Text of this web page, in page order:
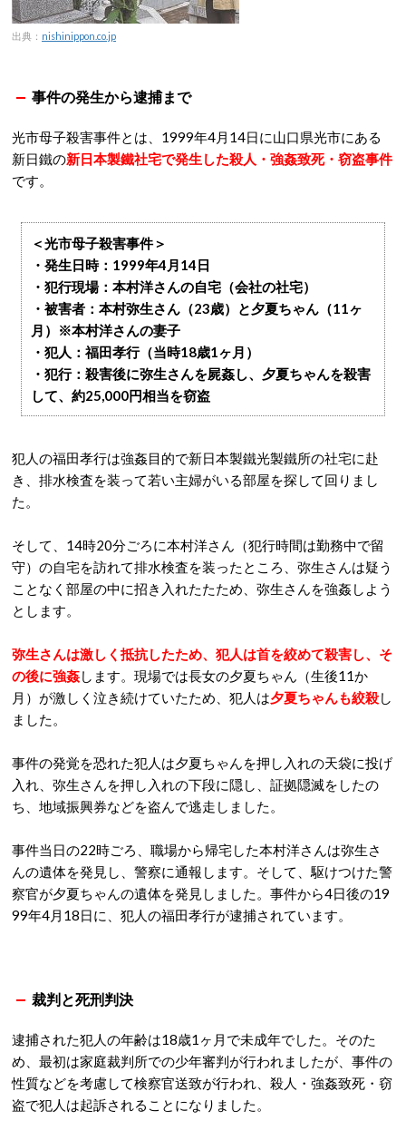
出典： nishinippon.co.jp
事件の発生から逮捕まで
光市母子殺害事件とは、1999年4月14日に山口県光市にある
新日鐵の新日本製鐵社宅で発生した殺人・強姦致死・窃盗事件
です。
＜光市母子殺害事件＞
・発生日時：1999年4月14日
・犯行現場：本村洋さんの自宅（会社の社宅）
・被害者：本村弥生さん（23歳）と夕夏ちゃん（11ヶ
月）※本村洋さんの妻子
・犯人：福田孝行（当時18歳1ヶ月）
・犯行：殺害後に弥生さんを屍姦し、夕夏ちゃんを殺害
して、約25,000円相当を窃盗
犯人の福田孝行は強姦目的で新日本製鐵光製鐵所の社宅に赴
き、排水検査を装って若い主婦がいる部屋を探して回りまし
た。
そして、14時20分ごろに本村洋さん（犯行時間は勤務中で留
守）の自宅を訪れて排水検査を装ったところ、弥生さんは疑う
ことなく部屋の中に招き入れたたため、弥生さんを強姦しよう
とします。
弥生さんは激しく抵抗したため、犯人は首を絞めて殺害し、そ
の後に強姦します。現場では長女の夕夏ちゃん（生後11か
月）が激しく泣き続けていたため、犯人は夕夏ちゃんも絞殺し
ました。
事件の発覚を恐れた犯人は夕夏ちゃんを押し入れの天袋に投げ
入れ、弥生さんを押し入れの下段に隠し、証拠隠滅をしたの
ち、地域振興券などを盗んで逃走しました。
事件当日の22時ごろ、職場から帰宅した本村洋さんは弥生さ
んの遺体を発見し、警察に通報します。そして、駆けつけた警
察官が夕夏ちゃんの遺体を発見しました。事件から4日後の19
99年4月18日に、犯人の福田孝行が逮捕されています。
裁判と死刑判決
逮捕された犯人の年齢は18歳1ヶ月で未成年でした。そのた
め、最初は家庭裁判所での少年審判が行われましたが、事件の
性質などを考慮して検察官送致が行われ、殺人・強姦致死・窃
盗で犯人は起訴されることになりました。